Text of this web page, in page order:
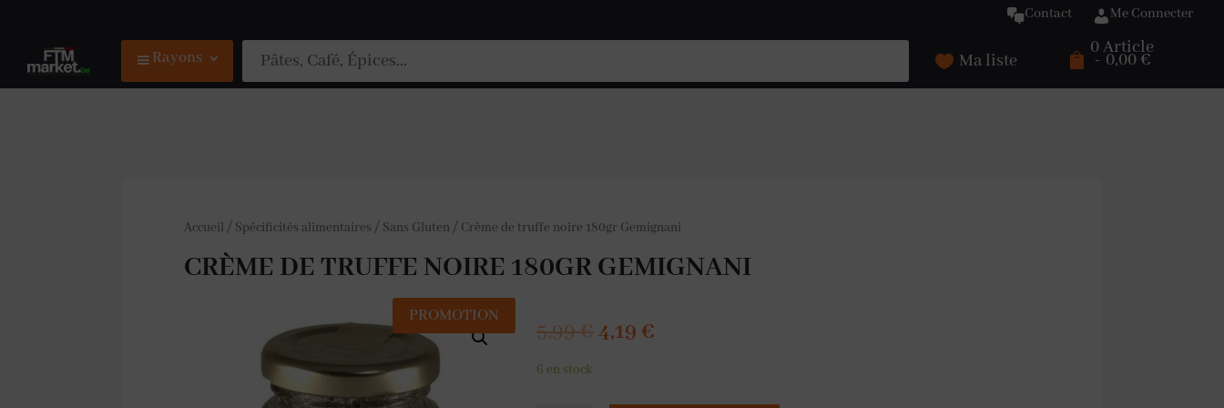
Contact Me Connecter
Rayons Ma liste
0 Article
0,00 €
Accueil / Spécificités alimentaires / Sans Gluten / Crème de truffe noire 180gr Gemignani
CRÈME DE TRUFFE NOIRE 180GR GEMIGNANI
PROMOTION
5,99€4,19€
6 en stock